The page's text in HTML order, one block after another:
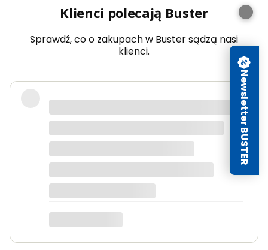
Klienci polecają Buster
Sprawdź, co o zakupach w Buster sądzą nasi
klienci.
Newsletter BUSTER